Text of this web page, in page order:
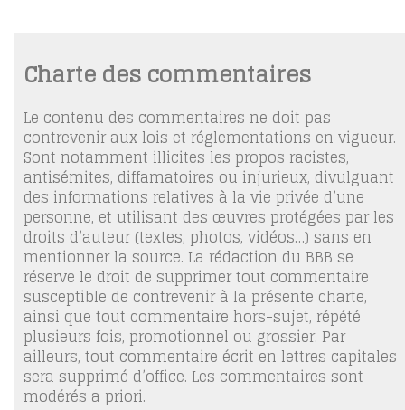
Charte des commentaires
Le contenu des commentaires ne doit pas
contrevenir aux lois et réglementations en vigueur.
Sont notamment illicites les propos racistes,
antisémites, diffamatoires ou injurieux, divulguant
des informations relatives à la vie privée d’une
personne, et utilisant des œuvres protégées par les
droits d’auteur (textes, photos, vidéos…) sans en
mentionner la source. La rédaction du BBB se
réserve le droit de supprimer tout commentaire
susceptible de contrevenir à la présente charte,
ainsi que tout commentaire hors-sujet, répété
plusieurs fois, promotionnel ou grossier. Par
ailleurs, tout commentaire écrit en lettres capitales
sera supprimé d’office. Les commentaires sont
modérés a priori.